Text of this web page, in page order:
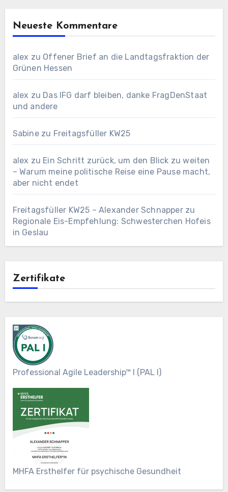
Neueste Kommentare
alex zu Offener Brief an die Landtagsfraktion der
Grünen Hessen
alex zu Das IFG darf bleiben, danke FragDenStaat
und andere
Sabinezu Freitagsfüller KW25
alex zu Ein Schritt zurück, um den Blick zu weiten
– Warum meine politische Reise eine Pause macht,
aber nicht endet
Freitagsfüller KW25 – Alexander Schnapperzu
Regionale Eis-Empfehlung: Schwesterchen Hofeis
in Geslau
Zertifikate
Professional Agile Leadership™ I (PAL I)
MHFA Ersthelfer für psychische Gesundheit